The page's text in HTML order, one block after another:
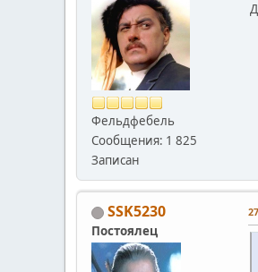
Фельдфебель
Сообщения: 1 825
Записан
SSK5230
Постоялец